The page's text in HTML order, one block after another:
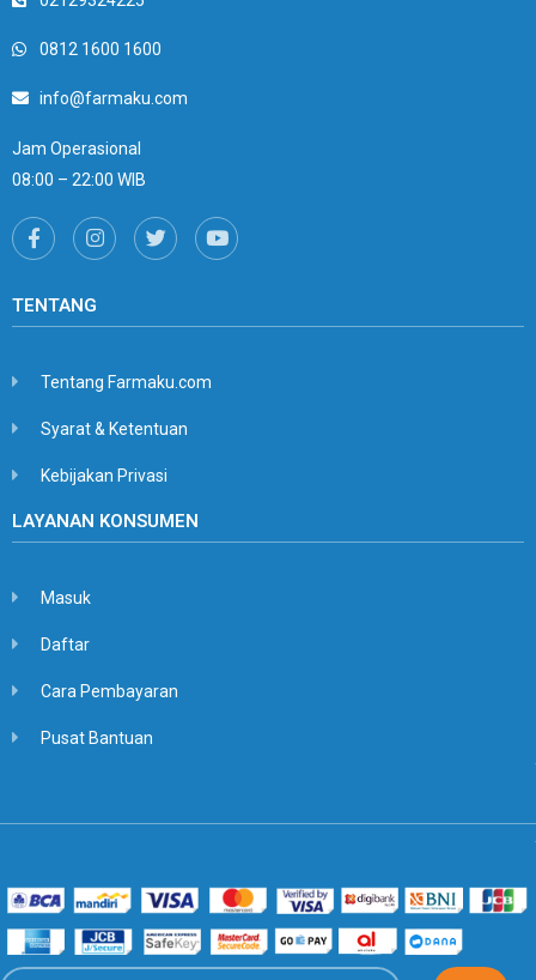
0812 1600 1600
info@farmaku.com
Jam Operasional
08:00 – 22:00 WIB
TENTANG
Tentang Farmaku.com
Syarat & Ketentuan
Kebijakan Privasi
LAYANAN KONSUMEN
Masuk
Daftar
Cara Pembayaran
Pusat Bantuan